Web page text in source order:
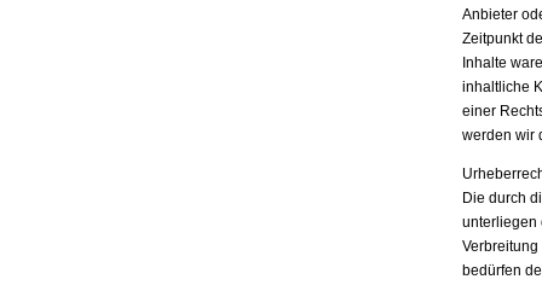
Anbieter
Zeitpunkt
Inhalte
inhaltliche
einer
werden wir
Die durch
unterliegen
bedürfen